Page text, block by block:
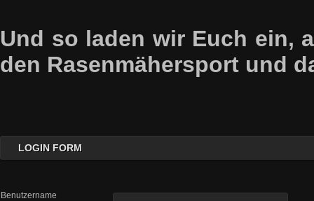
Und so laden wir Euch ein,
den Rasenmähersport und
LOGIN FORM
Benutzername